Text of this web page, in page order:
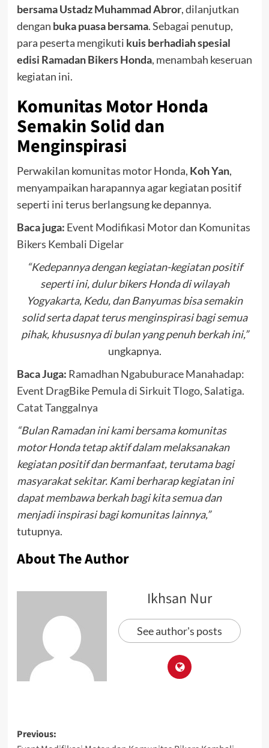
bersama Ustadz Muhammad Abror, dilanjutkan
dengan buka puasa bersama. Sebagai penutup,
para peserta mengikuti kuis berhadiah spesial
edisi Ramadan Bikers Honda, menambah keseruan
kegiatan ini.
Komunitas Motor Honda
Semakin Solid dan
Menginspirasi
Perwakilan komunitas motor Honda, Koh Yan,
menyampaikan harapannya agar kegiatan positif
seperti ini terus berlangsung ke depannya.
Baca juga: Event Modifikasi Motor dan Komunitas
Bikers Kembali Digelar
“Kedepannya dengan kegiatan-kegiatan positif
seperti ini, dulur bikers Honda di wilayah
Yogyakarta, Kedu, dan Banyumas bisa semakin
solid serta dapat terus menginspirasi bagi semua
pihak, khususnya di bulan yang penuh berkah ini,”
ungkapnya.
Baca Juga: Ramadhan Ngabuburace Manahadap:
Event DragBike Pemula di Sirkuit Tlogo, Salatiga.
Catat Tanggalnya
“Bulan Ramadan ini kami bersama komunitas
motor Honda tetap aktif dalam melaksanakan
kegiatan positif dan bermanfaat, terutama bagi
masyarakat sekitar. Kami berharap kegiatan ini
dapat membawa berkah bagi kita semua dan
menjadi inspirasi bagi komunitas lainnya,”
tutupnya.
About The Author
Ikhsan Nur
See author's posts
Previous: